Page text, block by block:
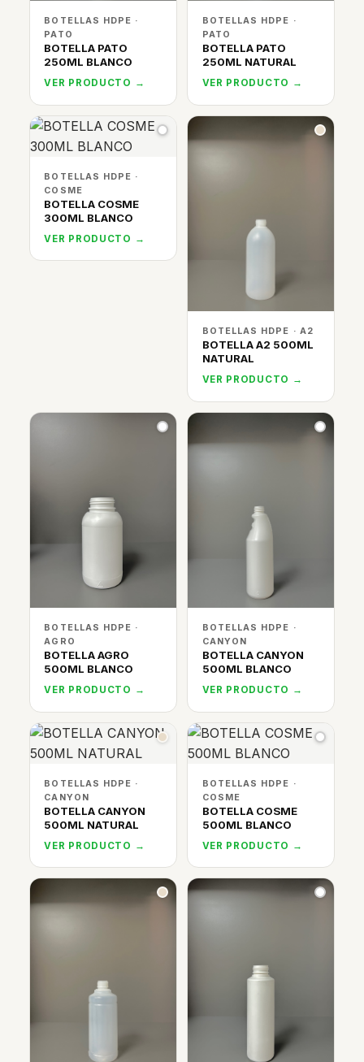
BOTELLAS HDPE ·
PATO
BOTELLA PATO
250ML BLANCO
VER PRODUCTO →
BOTELLAS HDPE ·
PATO
BOTELLA PATO
250ML NATURAL
VER PRODUCTO →
BOTELLAS HDPE ·
COSME
BOTELLA COSME
300ML BLANCO
VER PRODUCTO →
BOTELLAS HDPE · A2
BOTELLA A2 500ML
NATURAL
VER PRODUCTO →
BOTELLAS HDPE ·
AGRO
BOTELLA AGRO
500ML BLANCO
VER PRODUCTO →
BOTELLAS HDPE ·
CANYON
BOTELLA CANYON
500ML BLANCO
VER PRODUCTO →
BOTELLAS HDPE ·
CANYON
BOTELLA CANYON
500ML NATURAL
VER PRODUCTO →
BOTELLAS HDPE ·
COSME
BOTELLA COSME
500ML BLANCO
VER PRODUCTO →